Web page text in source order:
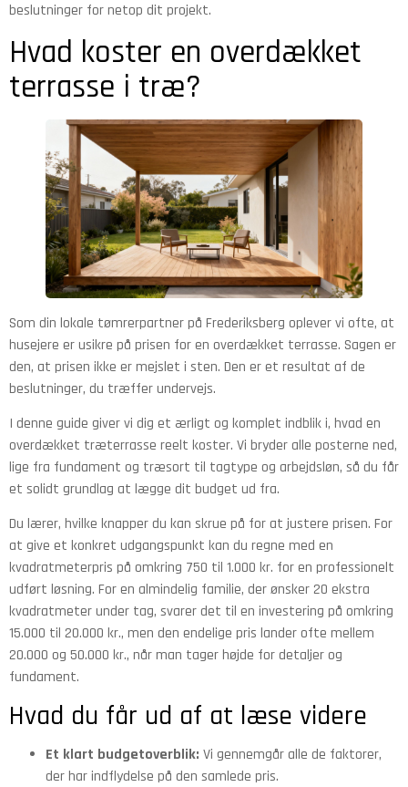
beslutninger for netop dit projekt.
Hvad koster en overdækket
terrasse i træ?
Som din lokale tømrerpartner på Frederiksberg oplever vi ofte, at
husejere er usikre på prisen for en overdækket terrasse. Sagen er
den, at prisen ikke er mejslet i sten. Den er et resultat af de
beslutninger, du træffer undervejs.
I denne guide giver vi dig et ærligt og komplet indblik i, hvad en
overdækket træterrasse reelt koster. Vi bryder alle posterne ned,
lige fra fundament og træsort til tagtype og arbejdsløn, så du får
et solidt grundlag at lægge dit budget ud fra.
Du lærer, hvilke knapper du kan skrue på for at justere prisen. For
at give et konkret udgangspunkt kan du regne med en
kvadratmeterpris på omkring 750 til 1.000 kr. for en professionelt
udført løsning. For en almindelig familie, der ønsker 20 ekstra
kvadratmeter under tag, svarer det til en investering på omkring
15.000 til 20.000 kr., men den endelige pris lander ofte mellem
20.000 og 50.000 kr., når man tager højde for detaljer og
fundament.
Hvad du får ud af at læse videre
Et klart budgetoverblik: Vi gennemgår alle de faktorer,
der har indflydelse på den samlede pris.